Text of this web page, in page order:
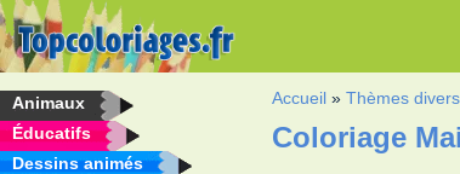
Animaux
Éducatifs
Dessins animés
Accueil »Thèmes divers
Coloriage